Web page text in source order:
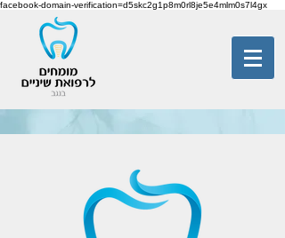
facebook-domain-verification=d5skc2g1p8m0rl8je5e4mlm0s7l4gx